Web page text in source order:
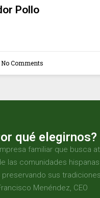
Pollo
No Comments
qué elegirnos?
familiar que busca
las comunidades
sus
Menéndez, CEO